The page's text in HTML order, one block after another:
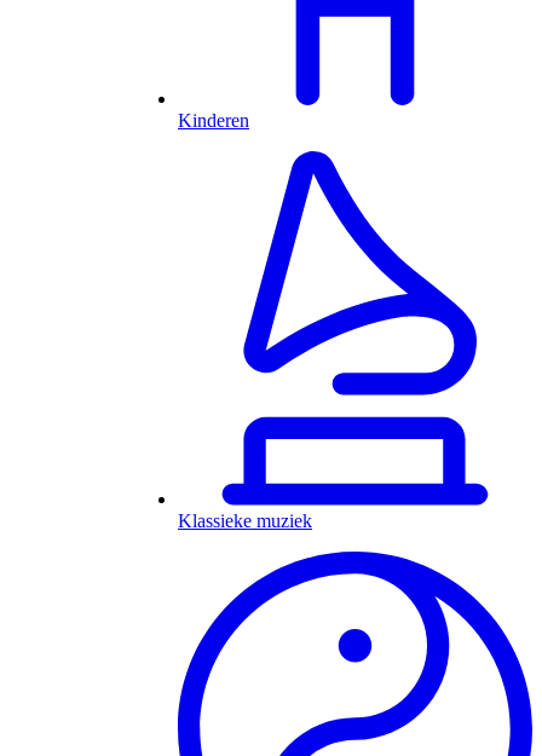
Kinderen
Klassieke muziek